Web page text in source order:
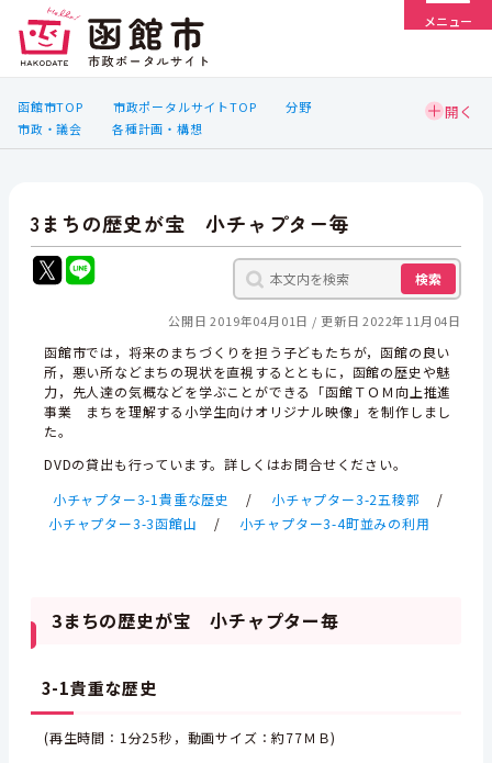
メニュー
函館市TOP 市政ポータルサイトTOP
分野
市政・議会
各種計画・構想
3まちの歴史が宝 小チャプター毎
検索
公開日 2019年04月01日 更新日 2022年11月04日
函館市では，将来のまちづくりを担う子どもたちが，函館の良い
所，悪い所などまちの現状を直視するとともに，函館の歴史や魅
力，先人達の気概などを学ぶことができる「函館ＴＯＭ向上推進
事業 まちを理解する小学生向けオリジナル映像」を制作しまし
た。
DVDの貸出も行っています。詳しくはお問合せください。
小チャプター3-1貴重な歴史
/ 小チャプター3-2五稜郭
/
小チャプター3-3函館山
/ 小チャプター3-4町並みの利用
3まちの歴史が宝 小チャプター毎
3-1貴重な歴史
(再生時間：1分25秒，動画サイズ：約77ＭＢ)